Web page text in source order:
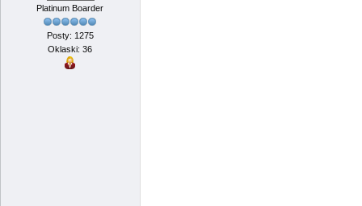
Platinum Boarder
Posty: 1275
Oklaski: 36